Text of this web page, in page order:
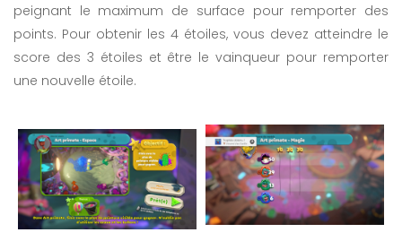
peignant le maximum de surface pour remporter des
points. Pour obtenir les 4 étoiles, vous devez atteindre le
score des 3 étoiles et être le vainqueur pour remporter
une nouvelle étoile.